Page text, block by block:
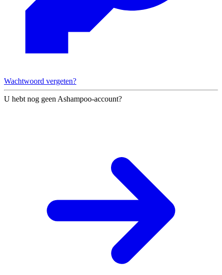
Wachtwoord vergeten?
U hebt nog geen Ashampoo-account?